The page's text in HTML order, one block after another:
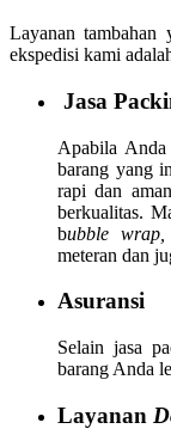
Layanan tambahan
ekspedisi kami
Jasa
Apabila
barang yang
rapi dan
berkualitas.
bubble
meteran dan
Asuransi
Selain jasa
barang Anda
Layanan